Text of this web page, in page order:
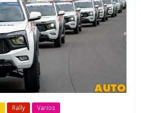
Rally Varios